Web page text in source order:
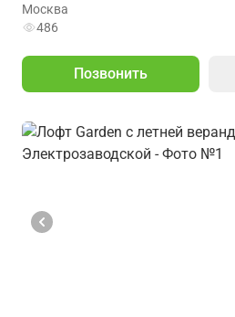
Москва
486
Позвонить